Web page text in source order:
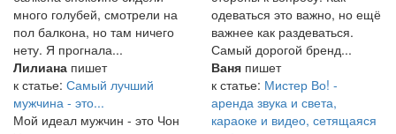
много голубей, смотрели на
пол балкона, но там ничего
нету. Я прогнала...
одеваться это важно, но ещё
важнее как раздеваться.
Самый дорогой бренд...
Лилиана пишет
к статье: Самый лучший
мужчина - это...
Мой идеал мужчин - это Чон
Ваня пишет
к статье: Мистер Во! -
аренда звука и света,
караоке и видео, сетящаяся